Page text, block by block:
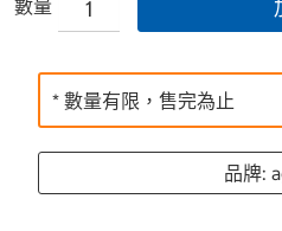
數量
* 數量有限，售完為止
品牌: